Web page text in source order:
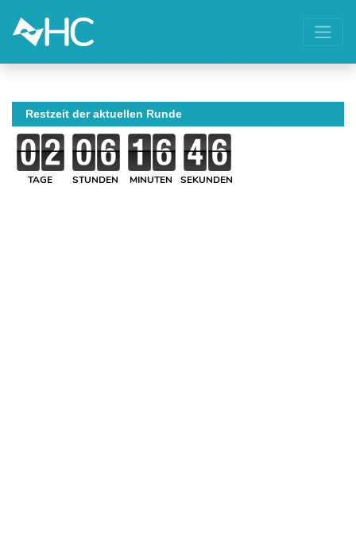
Restzeit der aktuellen Runde
TAGE STUNDEN MINUTEN SEKUNDEN